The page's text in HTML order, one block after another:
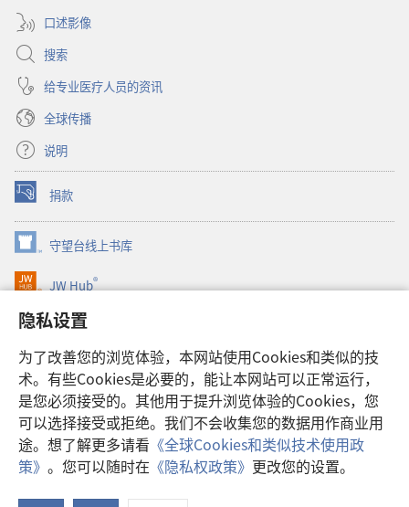
隐私设置
为了改善您的浏览体验，本网站使用Cookies和类似的技
术。有些Cookies是必要的，能让本网站可以正常运行，
是您必须接受的。其他用于提升浏览体验的Cookies，您
可以选择接受或拒绝。我们不会收集您的数据用作商业用
途。想了解更多请看 《全球Cookies和类似技术使用政
策》 。您可以随时在 《隐私权政策》 更改您的设置。
口述影像
搜索
给专业医疗人员的资讯
全球传播
说明
捐款
（打
开
新
窗
口）
守望台线上书库
（打
开
新
口）
JW Hub®
（打
开
新
口）
JW Library®
Watchtower Library
Copyright© 2026 Watch Tower Bible and Tract Society of Pennsylvania.
使用条款|隐私权政策| 隐私设置